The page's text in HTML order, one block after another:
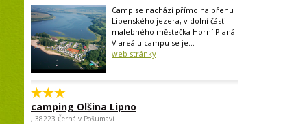
Camp se nachází přímo na břehu
Lipenského jezera, v dolní části
malebného městečka Horní Planá.
V areálu campu se je...
web stránky
camping Olšina Lipno
, 38223 Černá v Pošumaví